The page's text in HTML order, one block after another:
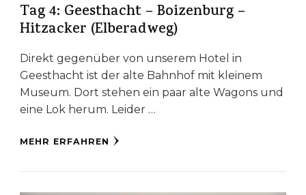
Tag 4: Geesthacht – Boizenburg –
Hitzacker (Elberadweg)
Direkt gegenüber von unserem Hotel in
Geesthacht ist der alte Bahnhof mit kleinem
Museum. Dort stehen ein paar alte Wagons und
eine Lok herum. Leider …
MEHR ERFAHREN